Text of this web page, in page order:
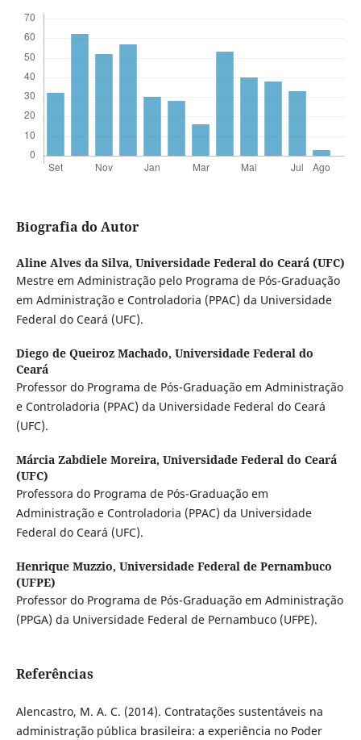
Biografia do Autor
Aline Alves da Silva, Universidade Federal do Ceará (UFC)
Mestre em Administração pelo Programa de Pós-Graduação
em Administração e Controladoria (PPAC) da Universidade
Federal do Ceará (UFC).
Diego de Queiroz Machado, Universidade Federal do
Ceará
Professor do Programa de Pós-Graduação em Administração
e Controladoria (PPAC) da Universidade Federal do Ceará
(UFC).
Márcia Zabdiele Moreira, Universidade Federal do Ceará
(UFC)
Professora do Programa de Pós-Graduação em
Administração e Controladoria (PPAC) da Universidade
Federal do Ceará (UFC).
Henrique Muzzio, Universidade Federal de Pernambuco
(UFPE)
Professor do Programa de Pós-Graduação em Administração
(PPGA) da Universidade Federal de Pernambuco (UFPE).
Referências
Alencastro, M. A. C. (2014). Contratações sustentáveis na
administração pública brasileira: a experiência no Poder